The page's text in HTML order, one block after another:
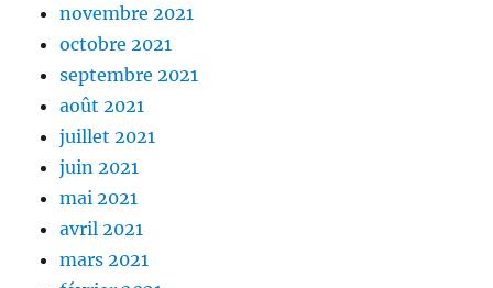
novembre 2021
octobre 2021
septembre 2021
août 2021
juillet 2021
juin 2021
mai 2021
avril 2021
mars 2021